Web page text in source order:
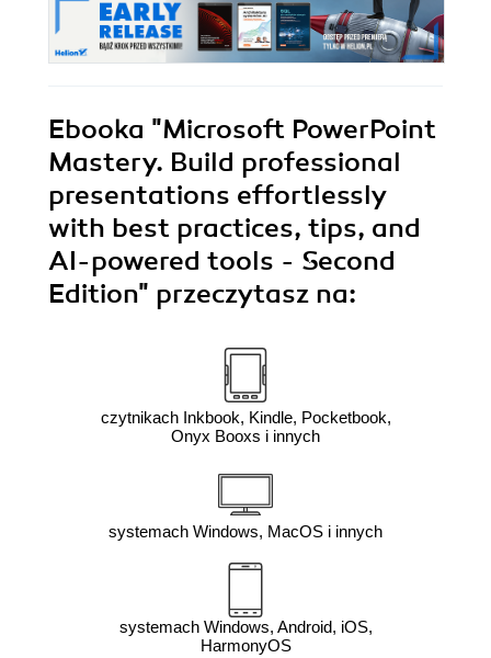
Ebooka "Microsoft PowerPoint
Mastery. Build professional
presentations effortlessly
with best practices, tips, and
AI-powered tools - Second
Edition" przeczytasz na:
czytnikach Inkbook, Kindle, Pocketbook,
Onyx Booxs i innych
systemach Windows, MacOS i innych
systemach Windows, Android, iOS,
HarmonyOS